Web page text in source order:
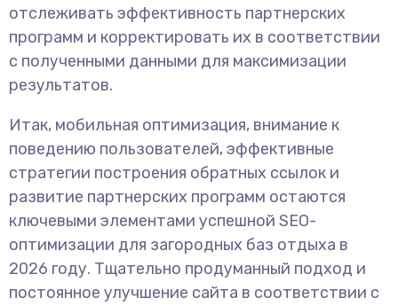
отслеживать эффективность партнерских
программ и корректировать их в соответствии
с полученными данными для максимизации
результатов.
Итак, мобильная оптимизация, внимание к
поведению пользователей, эффективные
стратегии построения обратных ссылок и
развитие партнерских программ остаются
ключевыми элементами успешной SEO-
оптимизации для загородных баз отдыха в
2026 году. Тщательно продуманный подход и
постоянное улучшение сайта в соответствии с